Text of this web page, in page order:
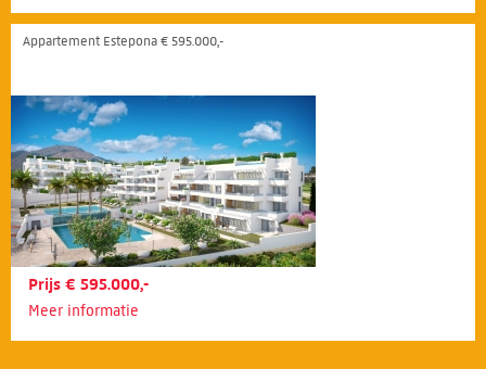
Appartement Estepona € 595.000,-
Prijs € 595.000,-
Meer informatie